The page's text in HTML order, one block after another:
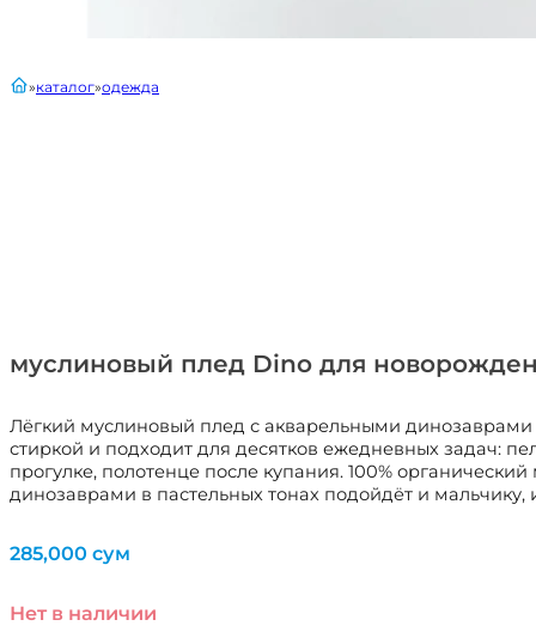
муслиновый плед Dino для
Лёгкий муслиновый плед с акварельными
стиркой и подходит для десятков ежедневных задач:
прогулке, полотенце после купания. 100%
динозаврами в пастельных тонах подойдёт и
главнаякаталог одежда
285,000 сум
Нет в наличии